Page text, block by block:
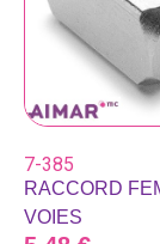
7-385
RACCORD
VOIES